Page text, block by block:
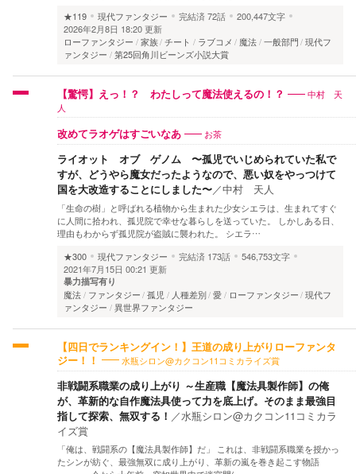
★119
現代ファンタジー 完結済72話
200,447文字
2026年2月8日 18:20 更新
ローファンタジー
家族 チート ラブコメ 魔法 一般部門 現代フ
ァンタジー
第25回角川ビーンズ小説大賞
【驚愕】えっ！？ わたしって魔法使えるの！？
中村 天
人
改めてラオゲはすごいなあ お茶
ライオット オブ ゲノム 〜孤児でいじめられていた私で
すが、どうやら魔女だったようなので、悪い奴をやっつけて
国を大改造することにしました〜／中村 天人
「生命の樹」と呼ばれる植物から生まれた少女シエラは、生まれてすぐ
に人間に拾われ、孤児院で幸せな暮らしを送っていた。 しかしある日、
理由もわからず孤児院が盗賊に襲われた。 シエラ…
★300
現代ファンタジー 完結済 173話
546,753文字
2021年7月15日 00:21 更新
暴力描写有り
魔法 ファンタジー 孤児 人種差別 愛 ローファンタジー 現代フ
ァンタジー
異世界ファンタジー
【四日でランキングイン！】王道の成り上がりローファンタ
ジー！！
水瓶シロン@カクコン11コミカライズ賞
非戦闘系職業の成り上がり ～生産職【魔法具製作師】の俺
が、革新的な自作魔法具使って力を底上げ。そのまま最強目
指して探索、無双する！ ／水瓶シロン@カクコン11コミカラ
イズ賞
「俺は、戦闘系の【魔法具製作師】だ」 これは、非戦闘系職業を授かっ
たシンが紡ぐ、最強無双に成り上がり、革新の嵐を巻き起こす物語